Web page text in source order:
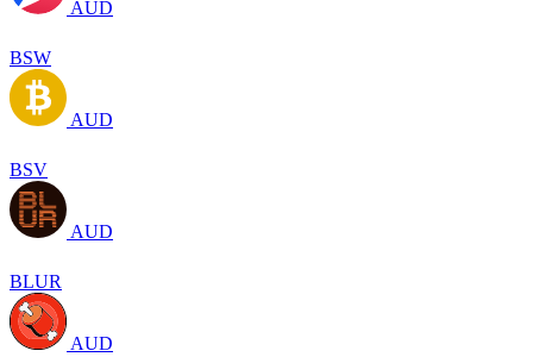
AUD
BSW
AUD
BSV
AUD
BLUR
AUD